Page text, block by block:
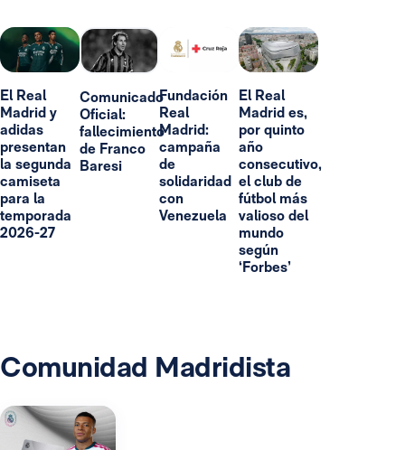
El Real
Madrid y
adidas
presentan
la segunda
camiseta
para la
temporada
2026-27
Comunicado
Oficial:
fallecimiento
de Franco
Baresi
Fundación
Real
Madrid:
campaña
de
solidaridad
con
Venezuela
El Real
Madrid es,
por quinto
año
consecutivo,
el club de
fútbol más
valioso del
mundo
según
‘Forbes’
Comunidad Madridista